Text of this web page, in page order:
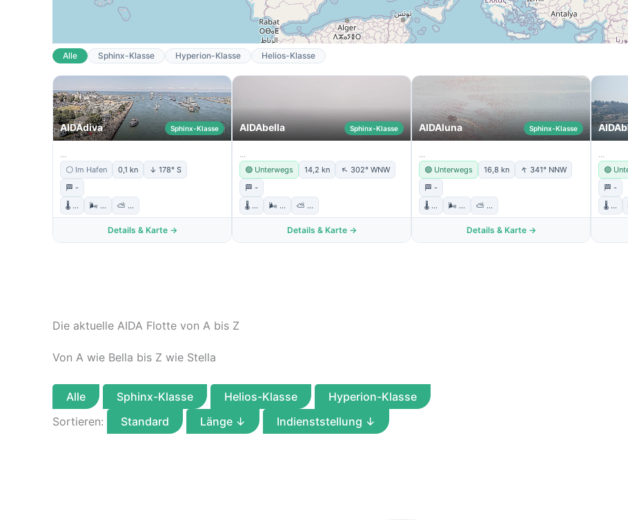
Alle Sphinx-Klasse Hyperion-Klasse Helios-Klasse
AIDAdiva Sphinx-Klasse
...
⚪ Im Hafen 0,1 kn ↑ 178° S
🏁 -
🌡️ ...
🌬️ ... ⛅ ...
Details & Karte →
AIDAbella Sphinx-Klasse
...
🟢 Unterwegs 14,2 kn ↑ 302° WNW
🏁 -
🌡️ ...
🌬️ ... ⛅ ...
Details & Karte →
AIDAluna Sphinx-Klasse
...
🟢 Unterwegs 16,8 kn ↑ 341° NNW
🏁 -
🌡️ ...
🌬️ ... ⛅ ...
Details & Karte →
...
🟢
🏁 -
🌡️ ...
Die aktuelle AIDA Flotte von A bis Z
Von A wie Bella bis Z wie Stella
Alle Sphinx-Klasse Helios-Klasse
Hyperion-Klasse
Sortieren:
Standard Länge ↓ Indienststellung ↓